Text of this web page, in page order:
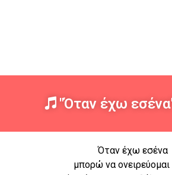
"Όταν έχω
Όταν έχω εσένα
μπορώ να ονειρεύομαι